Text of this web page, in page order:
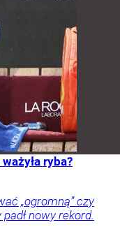
ryba?
„ogromną” czy
nowy rekord.